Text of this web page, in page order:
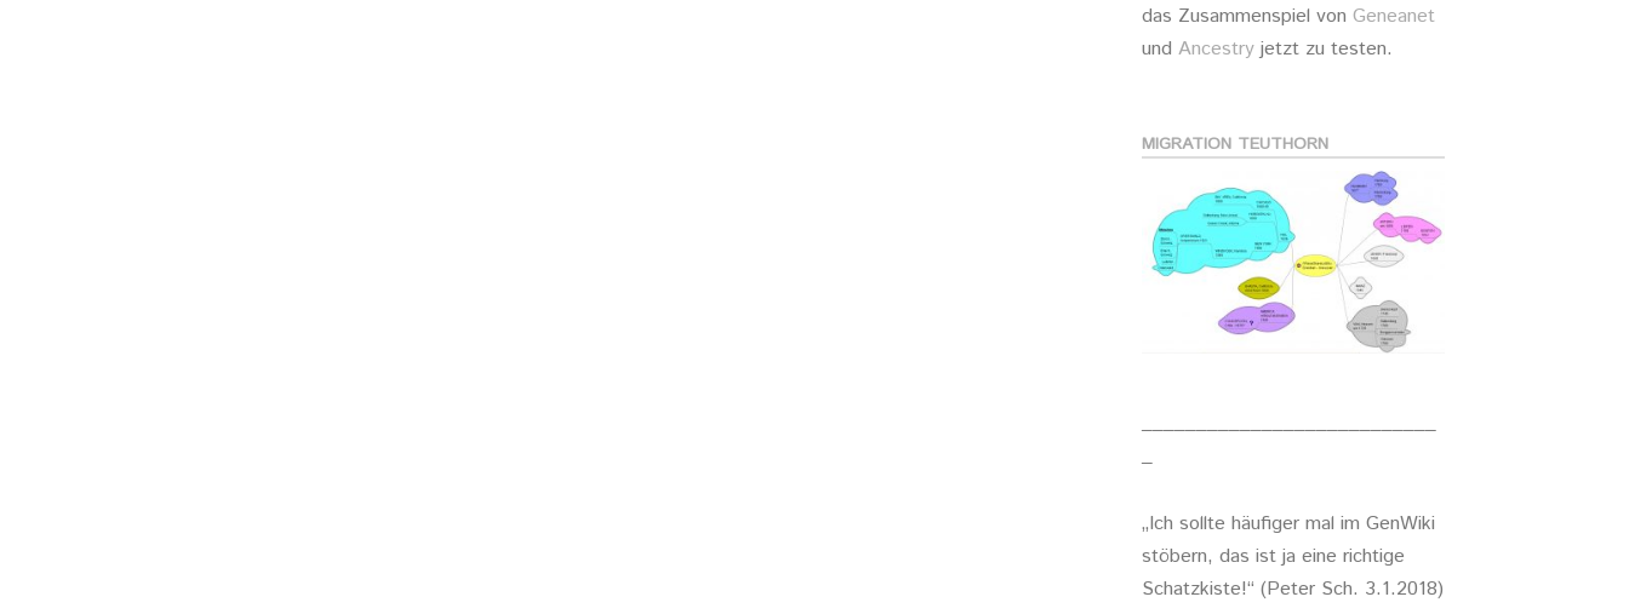
das Zusammenspiel vonGeneanet
undAncestryjetzt zu testen.
MIGRATION TEUTHORN
„Ich sollte häufiger mal im GenWiki
stöbern, das ist ja eine richtige
Schatzkiste!“ (Peter Sch. 3.1.2018)